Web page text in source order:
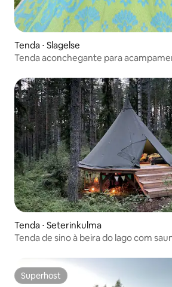
Tenda ⋅ Slagelse
Tenda aconchegante para
Tenda ⋅ Seterinkulma
Tenda de sino à beira do lago com
Superhost
Superhost